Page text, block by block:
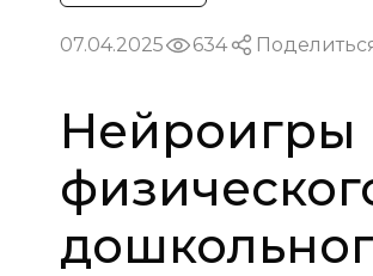
07.04.2025 634
Нейроигры